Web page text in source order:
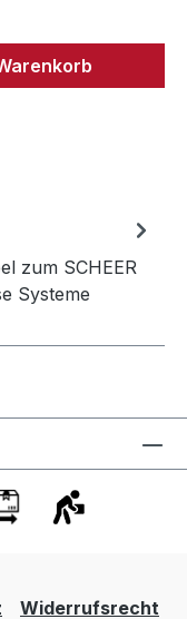
zum SCHEER
Systeme
Widerrufsrecht